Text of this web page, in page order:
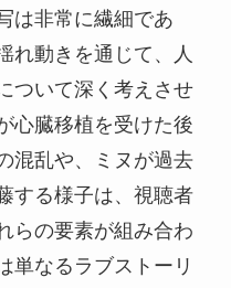
は非常に繊細であ
れ動きを通じて、人
ついて深く考えさせ
心臓移植を受けた後
混乱や、ミヌが過去
する様子は、視聴者
らの要素が組み合わ
単なるラブストーリ